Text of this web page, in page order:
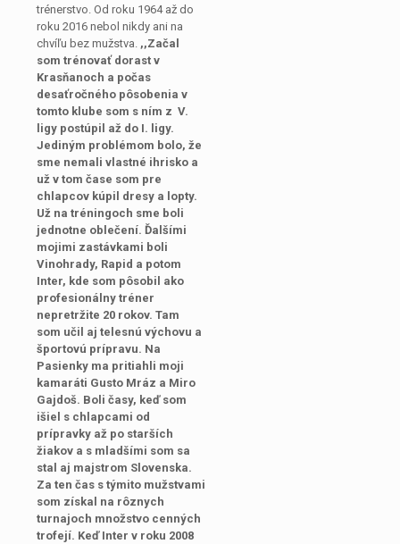
trénerstvo. Od roku 1964 až do
roku 2016 nebol nikdy ani na
chvíľu bez mužstva. ,,Začal
som trénovať dorast v
Krasňanoch a počas
desaťročného pôsobenia v
tomto klube som s ním z V.
ligy postúpil až do I. ligy.
Jediným problémom bolo, že
sme nemali vlastné ihrisko a
už v tom čase som pre
chlapcov kúpil dresy a lopty.
Už na tréningoch sme boli
jednotne oblečení. Ďalšími
mojimi zastávkami boli
Vinohrady, Rapid a potom
Inter, kde som pôsobil ako
profesionálny tréner
nepretržite 20 rokov. Tam
som učil aj telesnú výchovu a
športovú prípravu. Na
Pasienky ma pritiahli moji
kamaráti Gusto Mráz a Miro
Gajdoš. Boli časy, keď som
išiel s chlapcami od
prípravky až po starších
žiakov a s mladšími som sa
stal aj majstrom Slovenska.
Za ten čas s týmito mužstvami
som získal na rôznych
turnajoch množstvo cenných
trofejí. Keď Inter v roku 2008